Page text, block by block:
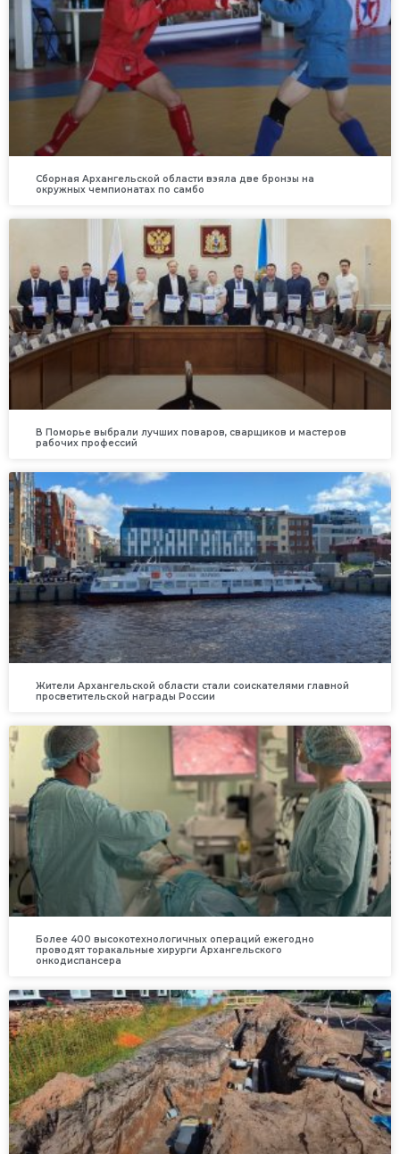
Сборная Архангельской области взяла две бронзы на
окружных чемпионатах по самбо
В Поморье выбрали лучших поваров, сварщиков и мастеров
рабочих профессий
Жители Архангельской области стали соискателями главной
просветительской награды России
Более 400 высокотехнологичных операций ежегодно
проводят торакальные хирурги Архангельского
онкодиспансера